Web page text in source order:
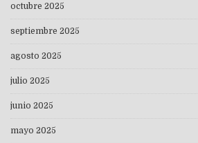
octubre 2025
septiembre 2025
agosto 2025
julio 2025
junio 2025
mayo 2025